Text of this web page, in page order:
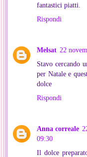
fantastici piatti.
Rispondi
Melsat 22
Stavo cercando
per Natale e
dolce
Rispondi
Anna correale
09:30
Il dolce